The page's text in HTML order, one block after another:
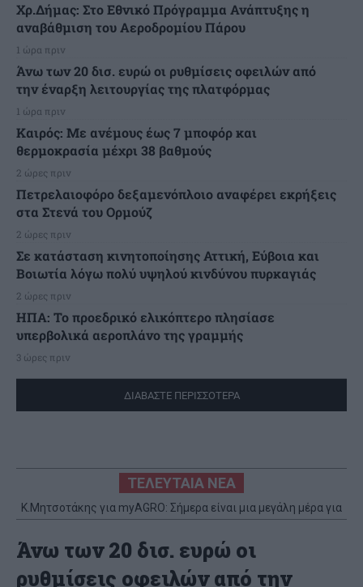
Χρ.Δήμας: Στο Εθνικό Πρόγραμμα Ανάπτυξης η
αναβάθμιση του Αεροδρομίου Πάρου
1 ώρα πριν
Άνω των 20 δισ. ευρώ οι ρυθμίσεις οφειλών από
την έναρξη λειτουργίας της πλατφόρμας
1 ώρα πριν
Καιρός: Με ανέμους έως 7 μποφόρ και
θερμοκρασία μέχρι 38 βαθμούς
2 ώρες πριν
Πετρελαιοφόρο δεξαμενόπλοιο αναφέρει εκρήξεις
στα Στενά του Ορμούζ
2 ώρες πριν
Σε κατάσταση κινητοποίησης Αττική, Εύβοια και
Βοιωτία λόγω πολύ υψηλού κινδύνου πυρκαγιάς
2 ώρες πριν
ΗΠΑ: Το προεδρικό ελικόπτερο πλησίασε
υπερβολικά αεροπλάνο της γραμμής
3 ώρες πριν
ΔΙΑΒΑΣΤΕ ΠΕΡΙΣΣΟΤΕΡΑ